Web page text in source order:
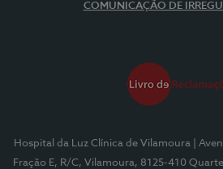
COMUNICAÇÃO DE
Hospital da Luz Clínica de Vilamoura
|
Fração E, R/C, Vilamoura, 8125-410